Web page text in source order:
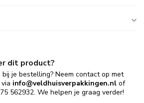
dit product?
je bestelling? Neem contact op met
info@veldhuisverpakkingen.nl of
562932. We helpen je graag verder!